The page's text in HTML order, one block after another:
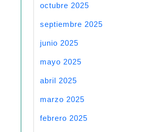
octubre 2025
septiembre 2025
junio 2025
mayo 2025
abril 2025
marzo 2025
febrero 2025